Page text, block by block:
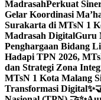
MadrasahPerkuat
Gelar Koordinasi
Surakarta di MTsN 1
Madrasah DigitalGuru
Penghargaan Bidang
Hadapi TPN 2026,
dan Strategi Zona
MTsN 1 Kota Malang
Transformasi Digital